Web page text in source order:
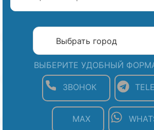
ВЫБЕРИТЕ УДОБНЫЙ
ЗВОНОК
MAX